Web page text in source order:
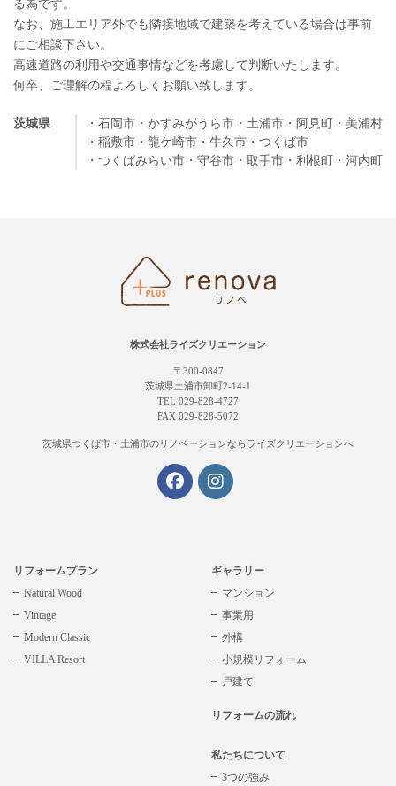
る為です。
なお、施工エリア外でも隣接地域で建築を考えている場合は事前
にご相談下さい。
高速道路の利用や交通事情などを考慮して判断いたします。
何卒、ご理解の程よろしくお願い致します。
茨城県 ・石岡市 ・かすみがうら市 ・土浦市 ・阿見町 ・美浦村
・稲敷市 ・龍ケ崎市 ・牛久市 ・つくば市
・つくばみらい市 ・守谷市 ・取手市 ・利根町 ・河内町
株式会社ライズクリエーション
〒300-0847
茨城県土浦市卸町2-14-1
TEL 029-828-4727
FAX 029-828-5072
茨城県つくば市・土浦市のリノベーションならライズクリエーションへ
リフォームプラン
Natural Wood
Vintage
Modern Classic
VILLA Resort
ギャラリー
マンション
事業用
外構
小規模リフォーム
戸建て
リフォームの流れ
私たちについて
3つの強み